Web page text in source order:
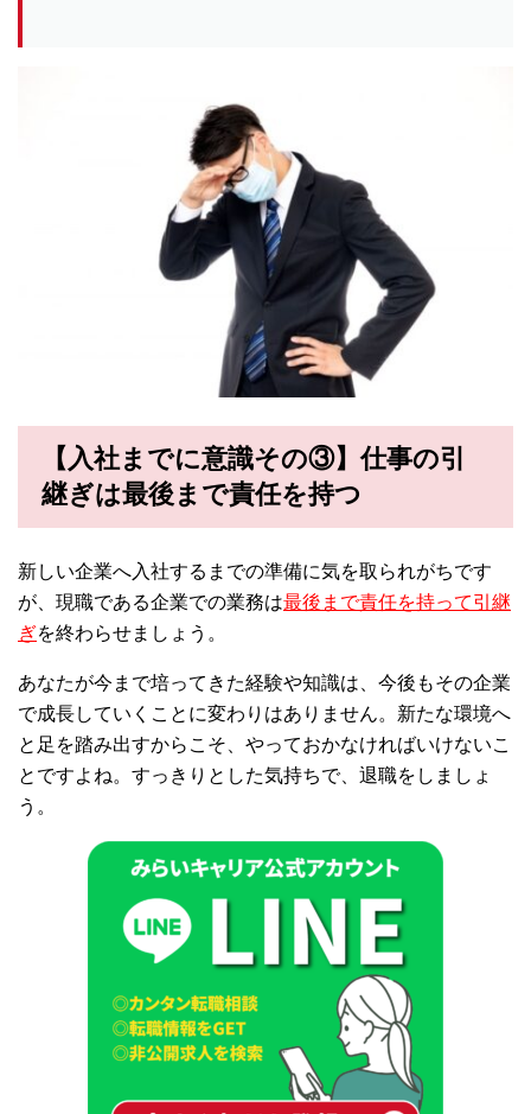
【入社までに意識その③】仕事の引
継ぎは最後まで責任を持つ
新しい企業へ入社するまでの準備に気を取られがちです
が、現職である企業での業務は最後まで責任を持って引継
ぎを終わらせましょう。
あなたが今まで培ってきた経験や知識は、今後もその企業
で成長していくことに変わりはありません。新たな環境へ
と足を踏み出すからこそ、やっておかなければいけないこ
とですよね。すっきりとした気持ちで、退職をしましょ
う。